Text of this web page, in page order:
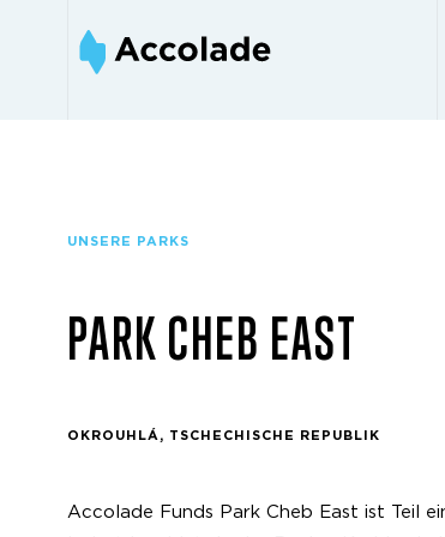
UNSERE PARKS
PARK CHEB EAST
OKROUHLÁ, TSCHECHISCHE REPUBLIK
Accolade Funds Park Cheb East ist Teil